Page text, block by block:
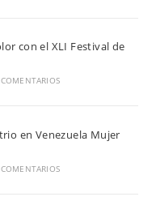
con el XLI Festival de
en Venezuela Mujer